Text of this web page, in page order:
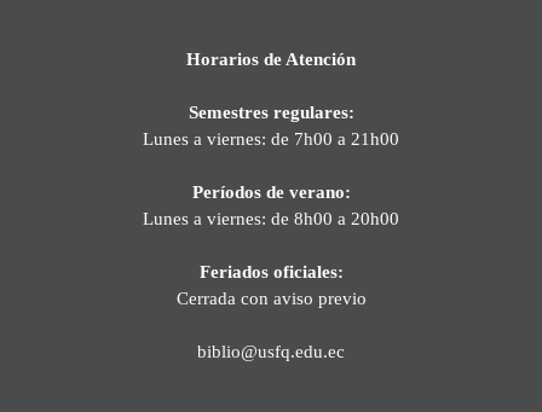
Horarios de Atención
Semestres regulares:
Lunes a viernes: de 7h00 a 21h00
Períodos de verano:
Lunes a viernes: de 8h00 a 20h00
Feriados oficiales:
Cerrada con aviso previo
biblio@usfq.edu.ec